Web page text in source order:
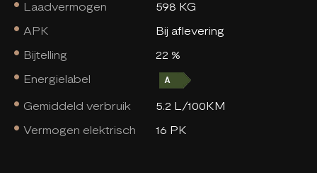
Laadvermogen
598 KG
APK
Bij aflevering
Bijtelling
22 %
Energielabel
Gemiddeld verbruik
5.2 L/100KM
Vermogen elektrisch
16 PK